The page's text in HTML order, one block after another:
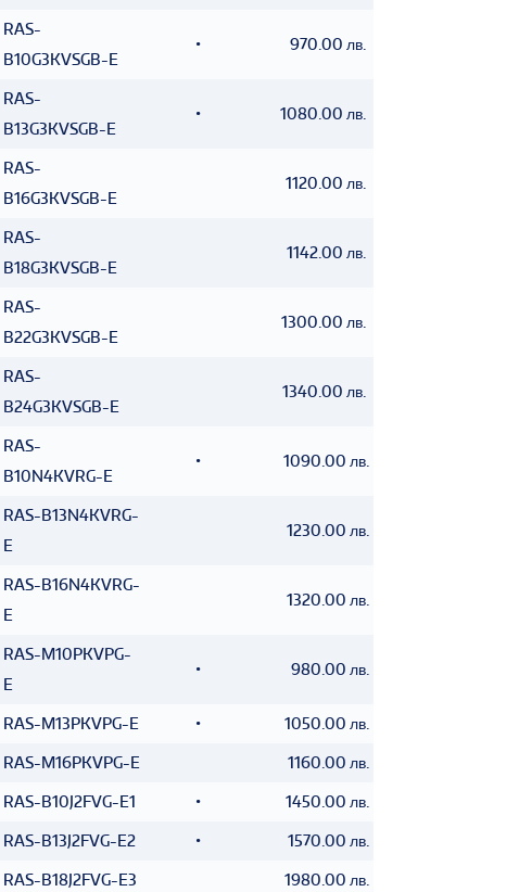
RAS-
B10G3KVSGB-E
• 970.00 лв.
RAS-
B13G3KVSGB-E
• 1080.00 лв.
RAS-
B16G3KVSGB-E
1120.00 лв.
RAS-
B18G3KVSGB-E
1142.00 лв.
RAS-
B22G3KVSGB-E
1300.00 лв.
RAS-
B24G3KVSGB-E
1340.00 лв.
RAS-
B10N4KVRG-E
• 1090.00 лв.
RAS-B13N4KVRG-
E
1230.00 лв.
RAS-B16N4KVRG-
E
1320.00 лв.
RAS-M10PKVPG-
E
• 980.00 лв.
RAS-M13PKVPG-E • 1050.00 лв.
RAS-M16PKVPG-E 1160.00 лв.
RAS-B10J2FVG-E1 • 1450.00 лв.
RAS-B13J2FVG-E2 • 1570.00 лв.
RAS-B18J2FVG-E3 1980.00 лв.